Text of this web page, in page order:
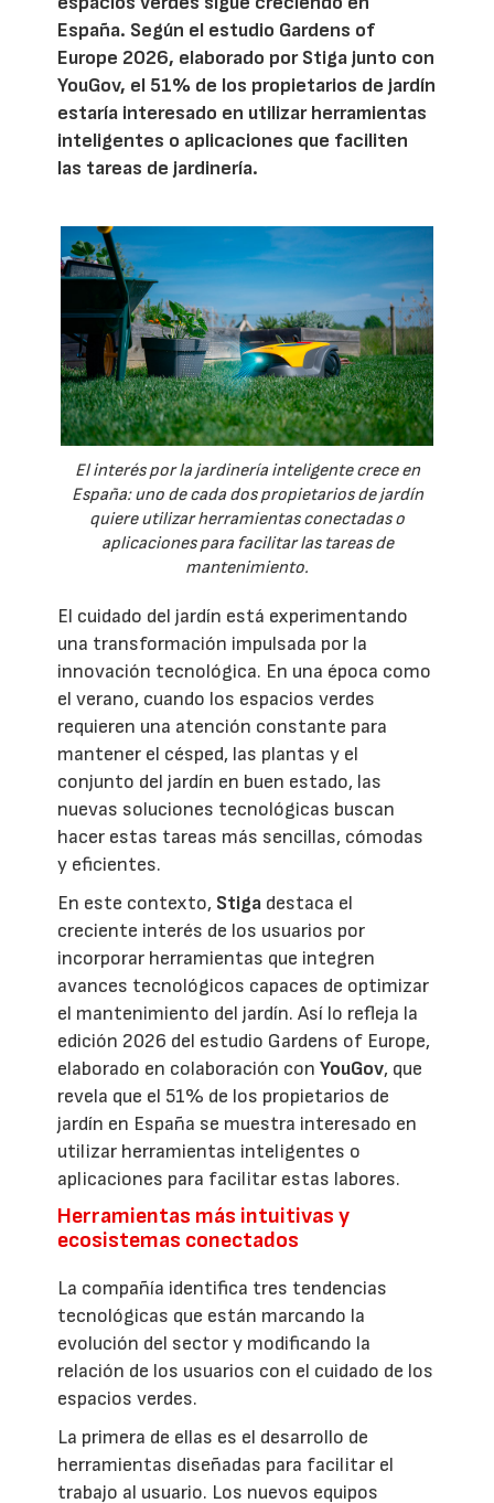
España. Según el estudio Gardens of
Europe 2026, elaborado por Stiga junto con
YouGov, el 51% de los propietarios de jardín
estaría interesado en utilizar herramientas
inteligentes o aplicaciones que faciliten
las tareas de jardinería.
El interés por la jardinería inteligente crece en
España: uno de cada dos propietarios de jardín
quiere utilizar herramientas conectadas o
aplicaciones para facilitar las tareas de
mantenimiento.
El cuidado del jardín está experimentando
una transformación impulsada por la
innovación tecnológica. En una época como
el verano, cuando los espacios verdes
requieren una atención constante para
mantener el césped, las plantas y el
conjunto del jardín en buen estado, las
nuevas soluciones tecnológicas buscan
hacer estas tareas más sencillas, cómodas
y eficientes.
En este contexto, Stiga destaca el
creciente interés de los usuarios por
incorporar herramientas que integren
avances tecnológicos capaces de optimizar
el mantenimiento del jardín. Así lo refleja la
edición 2026 del estudio Gardens of Europe,
elaborado en colaboración conYouGov, que
revela que el 51% de los propietarios de
jardín en España se muestra interesado en
utilizar herramientas inteligentes o
aplicaciones para facilitar estas labores.
Herramientas más intuitivas y
ecosistemas conectados
La compañía identifica tres tendencias
tecnológicas que están marcando la
evolución del sector y modificando la
relación de los usuarios con el cuidado de los
espacios verdes.
La primera de ellas es el desarrollo de
herramientas diseñadas para facilitar el
trabajo al usuario. Los nuevos equipos